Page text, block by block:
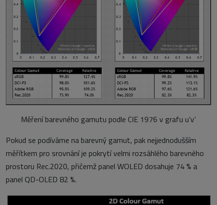
Měření barevného gamutu podle CIE 1976 v grafu u’v‘
Pokud se podíváme na barevný gamut, pak nejjednodušším
měřítkem pro srovnání je pokrytí velmi rozsáhlého barevného
prostoru Rec.2020, přičemž panel WOLED dosahuje 74 % a
panel QD-OLED 82 %.